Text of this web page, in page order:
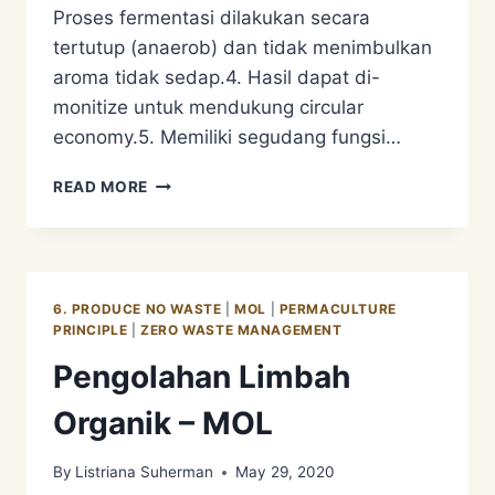
Proses fermentasi dilakukan secara
tertutup (anaerob) dan tidak menimbulkan
aroma tidak sedap.4. Hasil dapat di-
monitize untuk mendukung circular
economy.5. Memiliki segudang fungsi…
READ MORE PENGOLAHAN
ORGANIK
6. PRODUCE NO WASTE |MOL
PERMACULTURE
PRINCIPLE |ZERO WASTE MANAGEMENT
Pengolahan Limbah
Organik – MOL
By Listriana Suherman May 29, 2020